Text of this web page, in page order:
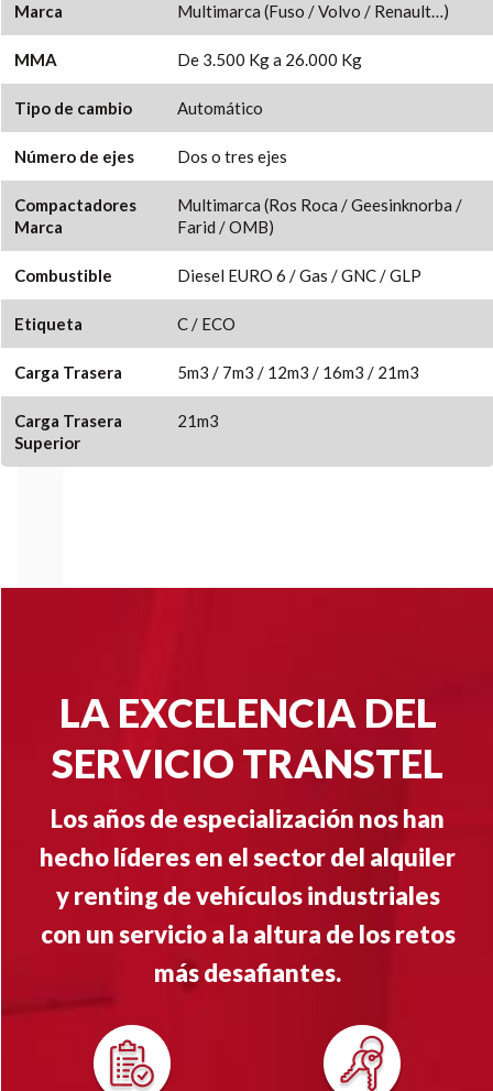
Marca Multimarca (Fuso / Volvo / Renault…)
MMA De 3.500 Kg a 26.000 Kg
Tipo de cambio Automático
Número de ejes Dos o tres ejes
Compactadores
Marca
Multimarca (Ros Roca / Geesinknorba /
Farid / OMB)
Combustible Diesel EURO 6 / Gas / GNC / GLP
Etiqueta C / ECO
Carga Trasera 5m3 / 7m3 / 12m3 / 16m3 / 21m3
Carga Trasera
Superior
21m3
LA EXCELENCIA DEL
SERVICIO TRANSTEL
Los años de especialización nos han
hecho líderes en el sector del alquiler
y renting de vehículos industriales
con un servicio a la altura de los retos
más desafiantes.